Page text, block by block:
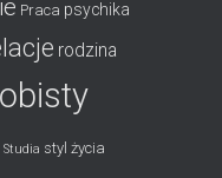
Praca psychika
rodzina
Studia styl życia